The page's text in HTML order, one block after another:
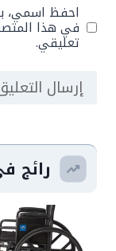
احفظ اسمي،
في هذا
تعليقي.
رائج